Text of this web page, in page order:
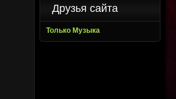
Друзья сайта
Только Музыка